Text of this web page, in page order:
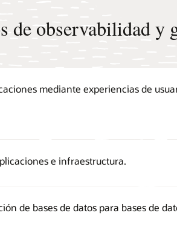
de observabilidad y
mediante experiencias de
e infraestructura.
de bases de datos para bases de